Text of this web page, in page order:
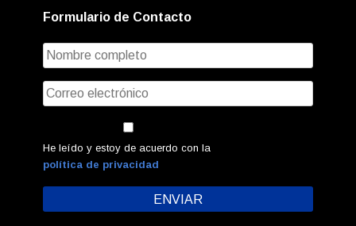
Formulario de Contacto
He leído y estoy de acuerdo con la
política de privacidad